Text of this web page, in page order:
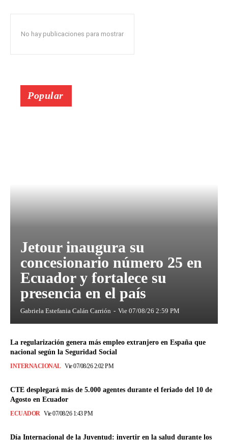
No hay publicaciones para mostrar
Popular
Jetour inaugura su
concesionario número 25 en
Ecuador y fortalece su
presencia en el país
Gabriela Estefania Calán Carrión - Vie 07/08/26 2:59 PM
La regularización genera más empleo extranjero en España que
nacional según la Seguridad Social
INTERNACIONAL Vie 07/08/26 2:02 PM
CTE desplegará más de 5.000 agentes durante el feriado del 10 de
Agosto en Ecuador
ECUADOR Vie 07/08/26 1:43 PM
Día Internacional de la Juventud: invertir en la salud durante los